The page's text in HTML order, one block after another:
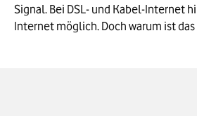
Signal. Bei DSL- und Kabel-Internet
Internet möglich. Doch warum ist das